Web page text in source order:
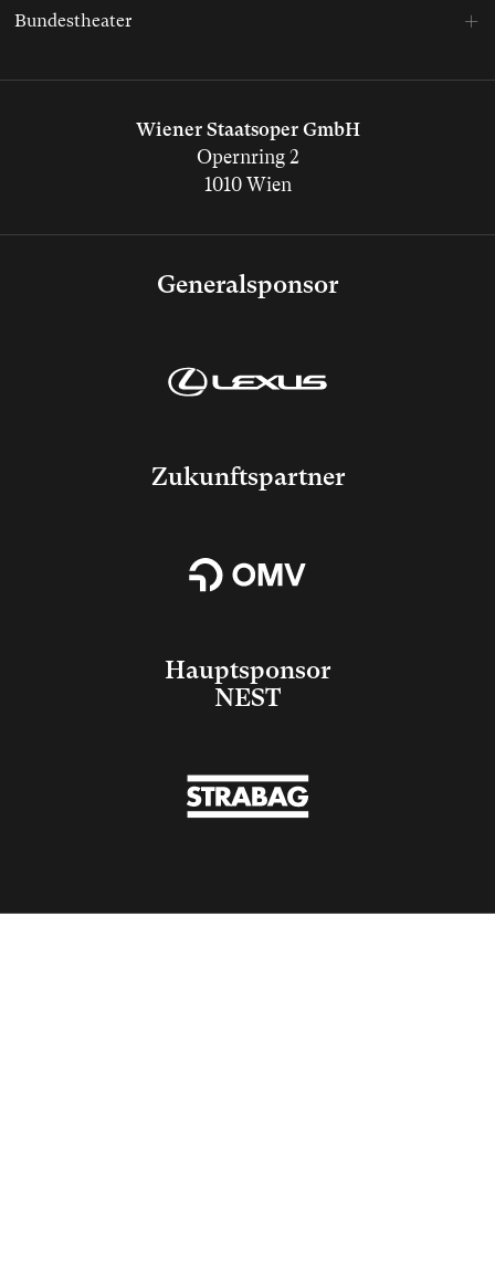
Generalsponsor
Zukunftspartner
Hauptsponsor
NEST
Wiener Staatsoper GmbH
Opernring 2
1010 Wien
Bundestheater